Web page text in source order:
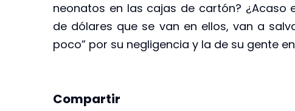
neonatos en las cajas de cartón? ¿Acaso
de dólares que se van en ellos, van a
poco” por su negligencia y la de su gente
Compartir